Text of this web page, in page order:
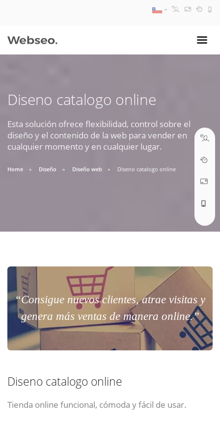
Diseno catalogo online
Esta solución ofrece flexibilidad, control sobre el
diseño y el contenido de la web para vender en
cualquier momento y en cualquier lugar.
Home Diseño Diseño web Diseno catalogo online
“Consigue nuevos clientes, atrae visitas y
genera más ventas de manera online.”
Diseno catalogo online
Tienda online funcional, cómoda y fácil de usar.
09:30 AM A 18:30 PM
soporte@webseo.cl
ABRIR TICKET